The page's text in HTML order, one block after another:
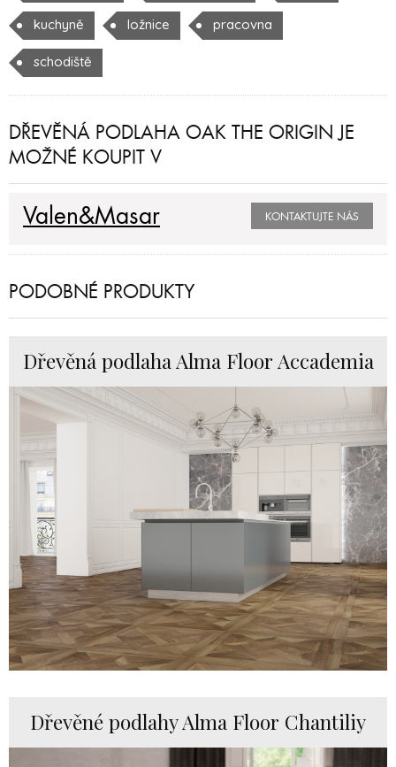
kuchyně ložnice pracovna
schodiště
DŘEVĚNÁ PODLAHA OAK THE ORIGIN JE
MOŽNÉ KOUPIT V
Valen&Masar KONTAKTUJTE NÁS
PODOBNÉ PRODUKTY
Dřevěná podlaha Alma Floor Accademia
Dřevěné podlahy Alma Floor Chantiliy